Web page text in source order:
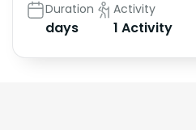
Duration
days
Activity
1 Activity